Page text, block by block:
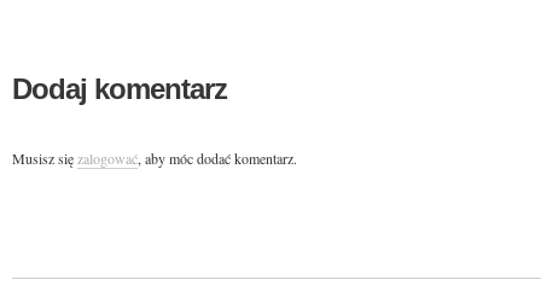
Dodaj komentarz
Musisz sięzalogować, aby móc dodać komentarz.